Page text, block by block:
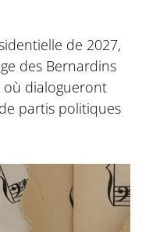
de 2027,
des Bernardins
où dialogueront
partis politiques